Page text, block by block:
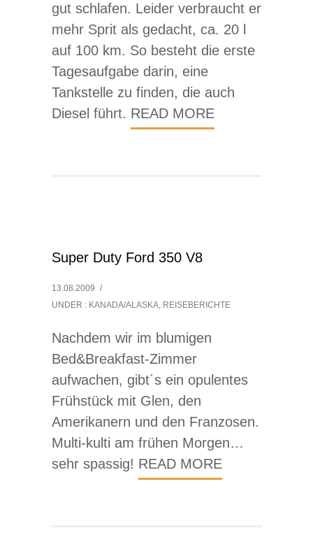
gut schlafen. Leider verbraucht er
mehr Sprit als gedacht, ca. 20 l
auf 100 km. So besteht die erste
Tagesaufgabe darin, eine
Tankstelle zu finden, die auch
Diesel führt. READ MORE
Super Duty Ford 350 V8
13.08.2009 /
UNDER : KANADA/ALASKA, REISEBERICHTE
Nachdem wir im blumigen
Bed&Breakfast-Zimmer
aufwachen, gibt´s ein opulentes
Frühstück mit Glen, den
Amerikanern und den Franzosen.
Multi-kulti am frühen Morgen…
sehr spassig! READ MORE